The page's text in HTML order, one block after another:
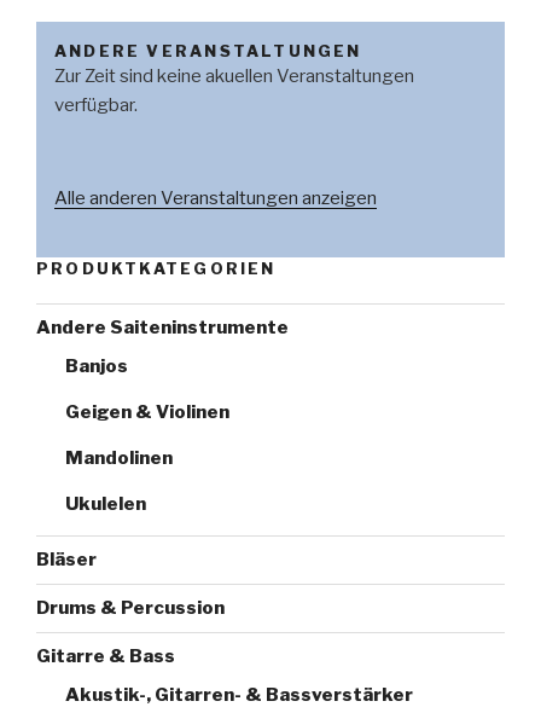
ANDERE VERANSTALTUNGEN
Zur Zeit sind keine akuellen Veranstaltungen
verfügbar.
Alle anderen Veranstaltungen anzeigen
PRODUKTKATEGORIEN
Andere Saiteninstrumente
Banjos
Geigen & Violinen
Mandolinen
Ukulelen
Bläser
Drums & Percussion
Gitarre & Bass
Akustik-, Gitarren- & Bassverstärker